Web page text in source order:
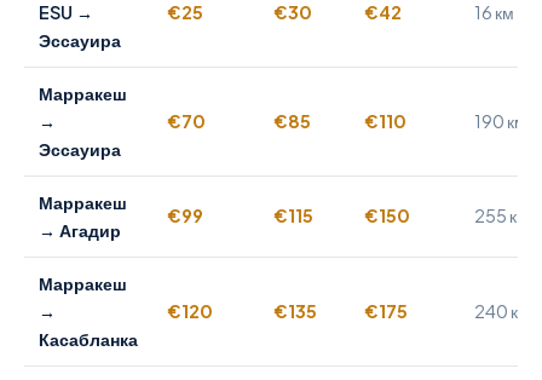
ESU →
Эссауира
€25 €30 €42 16 км
Марракеш
→
Эссауира
€70 €85 €110 190 км
Марракеш
→ Агадир
€99 €115 €150 255 км
Марракеш
→
Касабланка
€120 €135 €175 240 км